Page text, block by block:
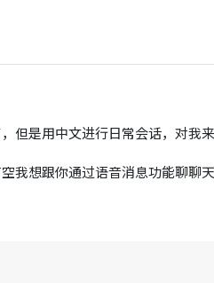
但是用中文进行日常会话，对我
我想跟你通过语音消息功能聊聊